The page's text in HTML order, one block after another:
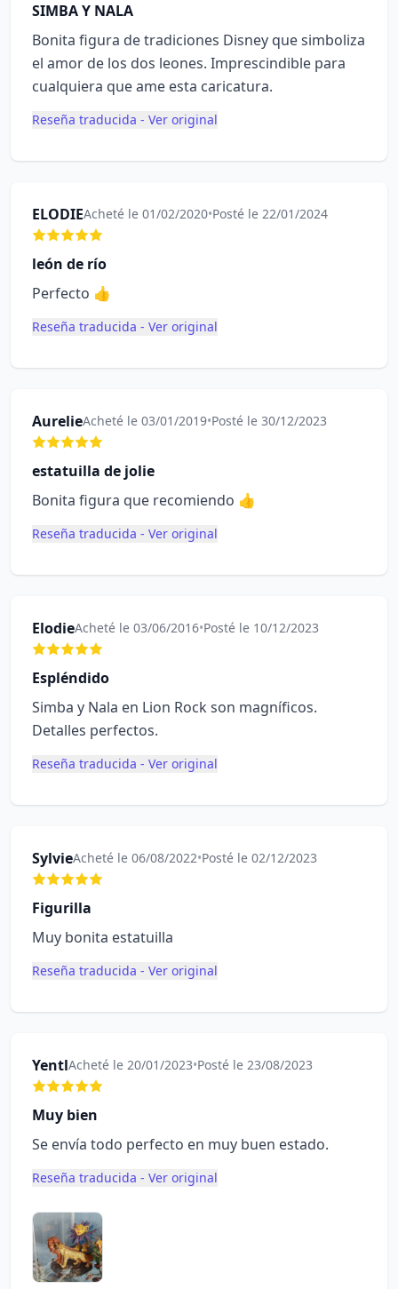
SIMBA Y NALA
Bonita figura de tradiciones Disney que simboliza
el amor de los dos leones. Imprescindible para
cualquiera que ame esta caricatura.
Reseña traducida - Ver original
ELODIEAcheté le 01/02/2020•Posté le 22/01/2024
león de río
Perfecto 👍
Reseña traducida - Ver original
AurelieAcheté le 03/01/2019•Posté le 30/12/2023
estatuilla de jolie
Bonita figura que recomiendo 👍
Reseña traducida - Ver original
ElodieAcheté le 03/06/2016•Posté le 10/12/2023
Espléndido
Simba y Nala en Lion Rock son magníficos.
Detalles perfectos.
Reseña traducida - Ver original
SylvieAcheté le 06/08/2022•Posté le 02/12/2023
Figurilla
Muy bonita estatuilla
Reseña traducida - Ver original
YentlAcheté le 20/01/2023•Posté le 23/08/2023
Muy bien
Se envía todo perfecto en muy buen estado.
Reseña traducida - Ver original